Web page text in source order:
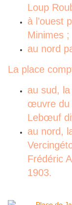
Loup
à l’ouest
Minimes ;
au nord
La place
au sud,
œuvre du
Lebœuf
au nord,
Frédéric
1903.